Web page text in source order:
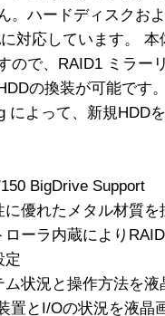
。ハードディスクお
に対応しています。
ので、RAID1 ミラー
の換装が可能です
によって、新規HDD
BigDrive Support
優れたメタル材質を
ーラ内蔵により
状況と操作方法を液
とI/Oの状況を液晶